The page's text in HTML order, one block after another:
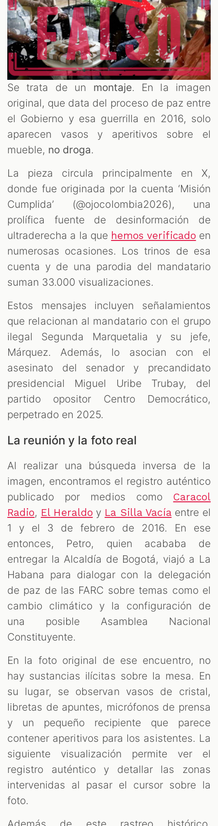
Se trata de un montaje. En la imagen
original, que data del proceso de paz entre
el Gobierno y esa guerrilla en 2016, solo
aparecen vasos y aperitivos sobre el
mueble, no droga.
La pieza circula principalmente en X,
donde fue originada por la cuenta ‘Misión
Cumplida’ (@ojocolombia2026), una
prolífica fuente de desinformación de
ultraderecha a la que hemos verificado en
numerosas ocasiones. Los trinos de esa
cuenta y de una parodia del mandatario
suman 33.000 visualizaciones.
Estos mensajes incluyen señalamientos
que relacionan al mandatario con el grupo
ilegal Segunda Marquetalia y su jefe,
Márquez. Además, lo asocian con el
asesinato del senador y precandidato
presidencial Miguel Uribe Trubay, del
partido opositor Centro Democrático,
perpetrado en 2025.
La reunión y la foto real
Al realizar una búsqueda inversa de la
imagen, encontramos el registro auténtico
publicado por medios como Caracol
Radio, El Heraldo y La Silla Vacíaentre el
1 y el 3 de febrero de 2016. En ese
entonces, Petro, quien acababa de
entregar la Alcaldía de Bogotá, viajó a La
Habana para dialogar con la delegación
de paz de las FARC sobre temas como el
cambio climático y la configuración de
una posible Asamblea Nacional
Constituyente.
En la foto original de ese encuentro, no
hay sustancias ilícitas sobre la mesa. En
su lugar, se observan vasos de cristal,
libretas de apuntes, micrófonos de prensa
y un pequeño recipiente que parece
contener aperitivos para los asistentes. La
siguiente visualización permite ver el
registro auténtico y detallar las zonas
intervenidas al pasar el cursor sobre la
foto.